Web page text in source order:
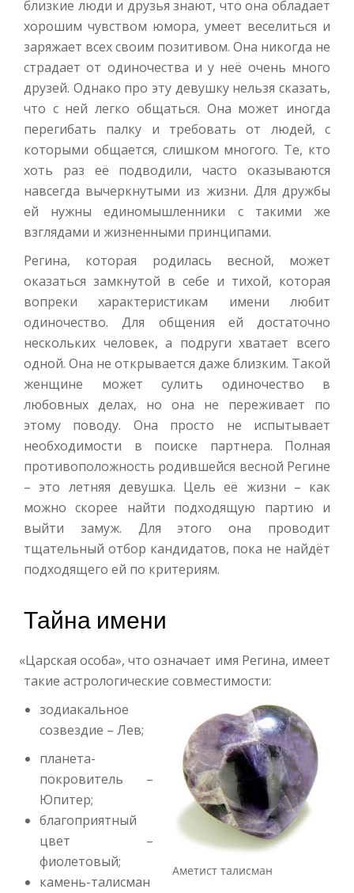
близкие люди и друзья знают, что она обладает
хорошим чувством юмора, умеет веселиться и
заряжает всех своим позитивом. Она никогда не
страдает от одиночества и у неё очень много
друзей. Однако про эту девушку нельзя сказать,
что с ней легко общаться. Она может иногда
перегибать палку и требовать от людей, с
которыми общается, слишком многого. Те, кто
хоть раз её подводили, часто оказываются
навсегда вычеркнутыми из жизни. Для дружбы
ей нужны единомышленники с такими же
взглядами и жизненными принципами.
Регина, которая родилась весной, может
оказаться замкнутой в себе и тихой, которая
вопреки характеристикам имени любит
одиночество. Для общения ей достаточно
нескольких человек, а подруги хватает всего
одной. Она не открывается даже близким. Такой
женщине может сулить одиночество в
любовных делах, но она не переживает по
этому поводу. Она просто не испытывает
необходимости в поиске партнера. Полная
противоположность родившейся весной Регине
– это летняя девушка. Цель её жизни – как
можно скорее найти подходящую партию и
выйти замуж. Для этого она проводит
тщательный отбор кандидатов, пока не найдёт
подходящего ей по критериям.
Тайна имени
«Царская особа», что означает имя Регина, имеет
такие астрологические совместимости:
Аметист талисман
зодиакальное
созвездие – Лев;
планета-
покровитель –
Юпитер;
благоприятный
цвет –
фиолетовый;
камень-талисман